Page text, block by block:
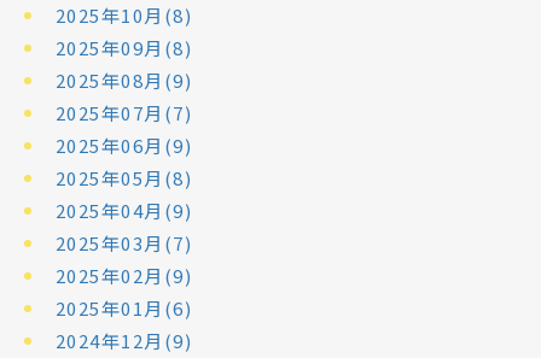
2025年10月(8)
2025年09月(8)
2025年08月(9)
2025年07月(7)
2025年06月(9)
2025年05月(8)
2025年04月(9)
2025年03月(7)
2025年02月(9)
2025年01月(6)
2024年12月(9)